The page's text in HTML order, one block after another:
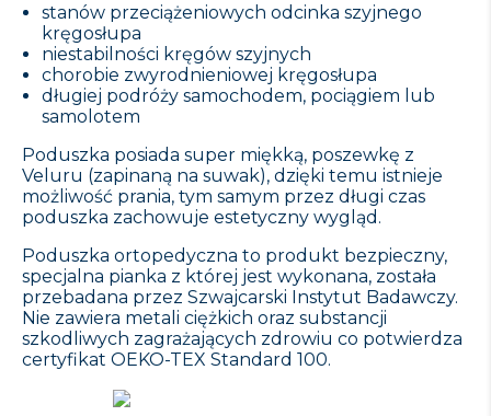
stanów przeciążeniowych odcinka szyjnego
kręgosłupa
niestabilności kręgów szyjnych
chorobie zwyrodnieniowej kręgosłupa
długiej podróży samochodem, pociągiem lub
samolotem
Poduszka posiada super miękką, poszewkę z
Veluru (zapinaną na suwak), dzięki temu istnieje
możliwość prania, tym samym przez długi czas
poduszka zachowuje estetyczny wygląd.
Poduszka ortopedyczna to produkt bezpieczny,
specjalna pianka z której jest wykonana, została
przebadana przez Szwajcarski Instytut Badawczy.
Nie zawiera metali ciężkich oraz substancji
szkodliwych zagrażających zdrowiu co potwierdza
certyfikat OEKO-TEX Standard 100.